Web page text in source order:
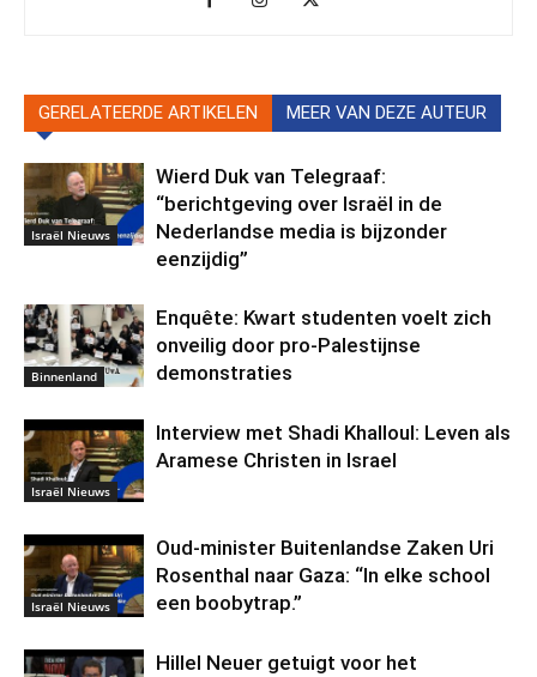
GERELATEERDE ARTIKELEN MEER VAN DEZE AUTEUR
Israël Nieuws
Wierd Duk van Telegraaf:
“berichtgeving over Israël in de
Nederlandse media is bijzonder
eenzijdig”
Binnenland
Enquête: Kwart studenten voelt zich
onveilig door pro-Palestijnse
demonstraties
Israël Nieuws
Interview met Shadi Khalloul: Leven als
Aramese Christen in Israel
Israël Nieuws
Oud-minister Buitenlandse Zaken Uri
Rosenthal naar Gaza: “In elke school
een boobytrap.”
Hillel Neuer getuigt voor het